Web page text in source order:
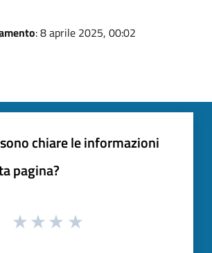
: 8 aprile 2025, 00:02
chiare le informazioni
pagina?